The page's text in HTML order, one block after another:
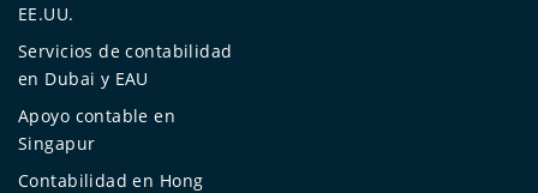
EE.UU.
Servicios de contabilidad
en Dubai y EAU
Apoyo contable en
Singapur
Contabilidad en Hong